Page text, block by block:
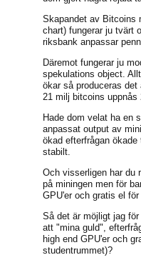
Skapandet av Bitcoins
chart) fungerar ju tvärt
riksbank anpassar
Däremot fungerar ju
spekulations object.
ökar så produceras
21 milj bitcoins uppnås
Hade dom velat ha en
anpassat output av
ökad efterfrågan
stabilt.
Och visserligen har du
på miningen men för
GPU'er och gratis el
Så det är möjligt jag
att "mina guld",
high end GPU'er och
studentrummet)?